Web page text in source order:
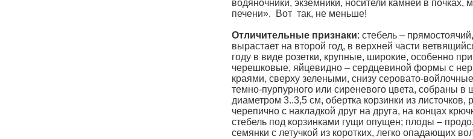
водяночники, экземники, носители камней в почках,
печени». Вот так, не меньше!
Отличительные признаки: стебель –
вырастает на второй год, в верхней части
году в виде розетки, крупные, широкие, особенно
черешковые, яйцевидно – сердцевиной формы с
краями, сверху зелеными, снизу серовато-
темно-пурпурного или сиреневого цвета, собраны в
диаметром 3..3,5 см, обертка корзинки из
черепично с накладкой друг на друга, на концах
стебель под корзинками гущи опущен; плоды –
семянки с летучкой из коротких, легко опадающих